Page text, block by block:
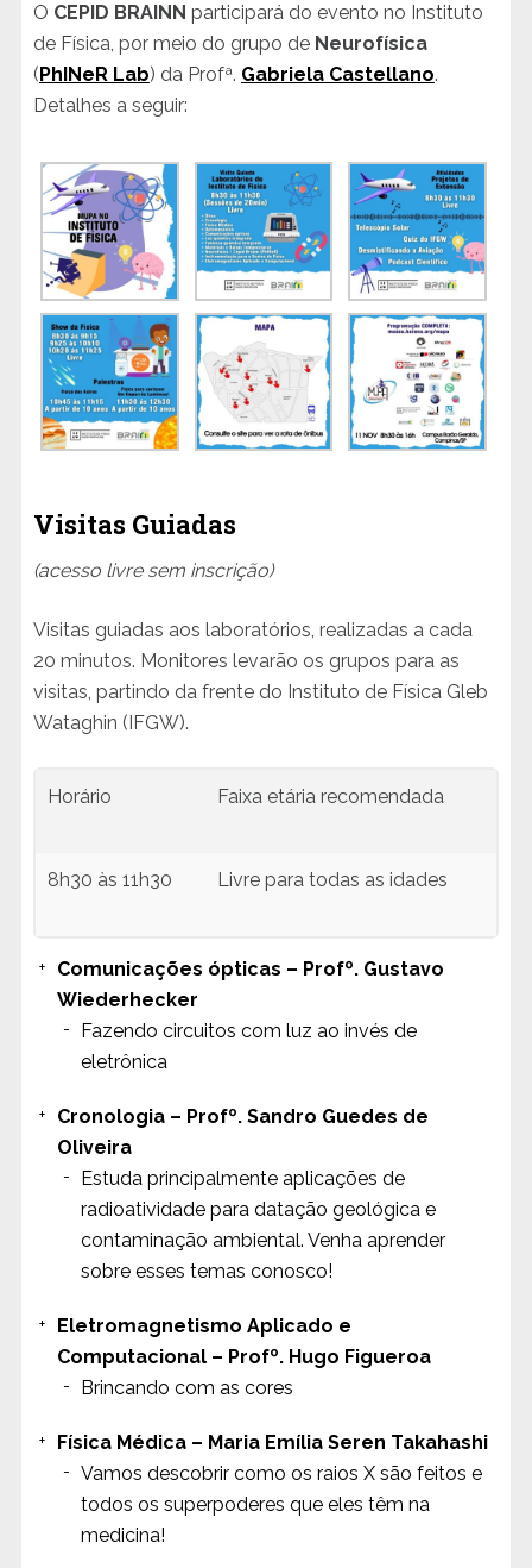
O CEPID BRAINN participará do evento no Instituto
de Física, por meio do grupo de Neurofísica
( PhINeR Lab) da Profª. Gabriela Castellano.
Detalhes a seguir:
Visitas Guiadas
(acesso livre sem inscrição)
Visitas guiadas aos laboratórios, realizadas a cada
20 minutos. Monitores levarão os grupos para as
visitas, partindo da frente do Instituto de Física Gleb
Wataghin (IFGW).
Horário Faixa etária recomendada
8h30 às 11h30 Livre para todas as idades
Comunicações ópticas – Profº. Gustavo
Wiederhecker
Fazendo circuitos com luz ao invés de
eletrônica
Cronologia – Profº. Sandro Guedes de
Oliveira
Estuda principalmente aplicações de
radioatividade para datação geológica e
contaminação ambiental. Venha aprender
sobre esses temas conosco!
Eletromagnetismo Aplicado e
Computacional – Profº. Hugo Figueroa
Brincando com as cores
Física Médica – Maria Emília Seren Takahashi
Vamos descobrir como os raios X são feitos e
todos os superpoderes que eles têm na
medicina!